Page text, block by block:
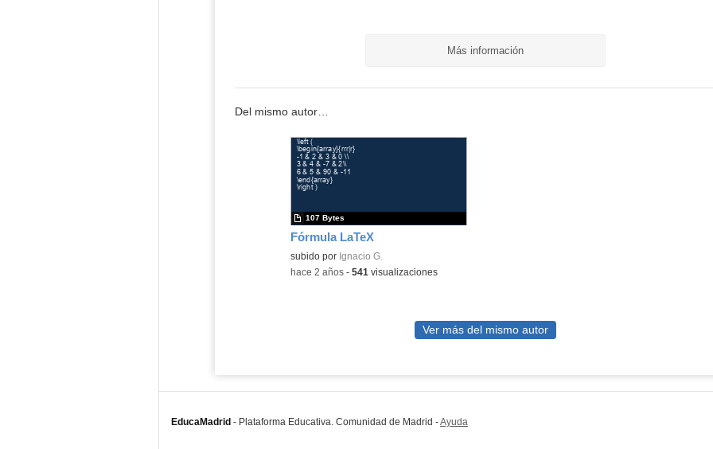
Más información
Del mismo autor…
Fórmula LaTeX
subido por Ignacio G.
107 Bytes
-hace 2 años- 541 visualizaciones
Ver más del mismo autor
EducaMadrid - Plataforma Educativa. Comunidad de Madrid -Ayuda